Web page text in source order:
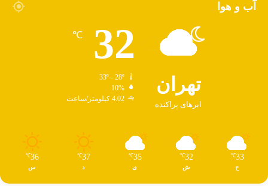
آب و هوا
تهران
ابرهای پراکنده
32
℃
10%
4.02 کیلومتر/ساعت
33
℃
ج
32
℃
ش
35
℃
ی
37
℃
د
36
℃
س